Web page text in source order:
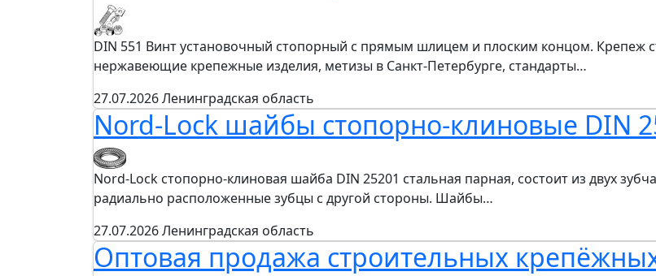
DIN 551 Винт установочный стопорный с прямым шлицем и плоским концом. Крепеж
нержавеющие крепежные изделия, метизы в Санкт-Петербурге, стандарты…
27.07.2026Ленинградская область
Nord-Lock шайбы стопорно-клиновые DIN
Nord-Lock стопорно-клиновая шайба DIN 25201 стальная парная, состоит из двух
радиально расположенные зубцы с другой стороны. Шайбы…
27.07.2026Ленинградская область
Оптовая продажа строительных